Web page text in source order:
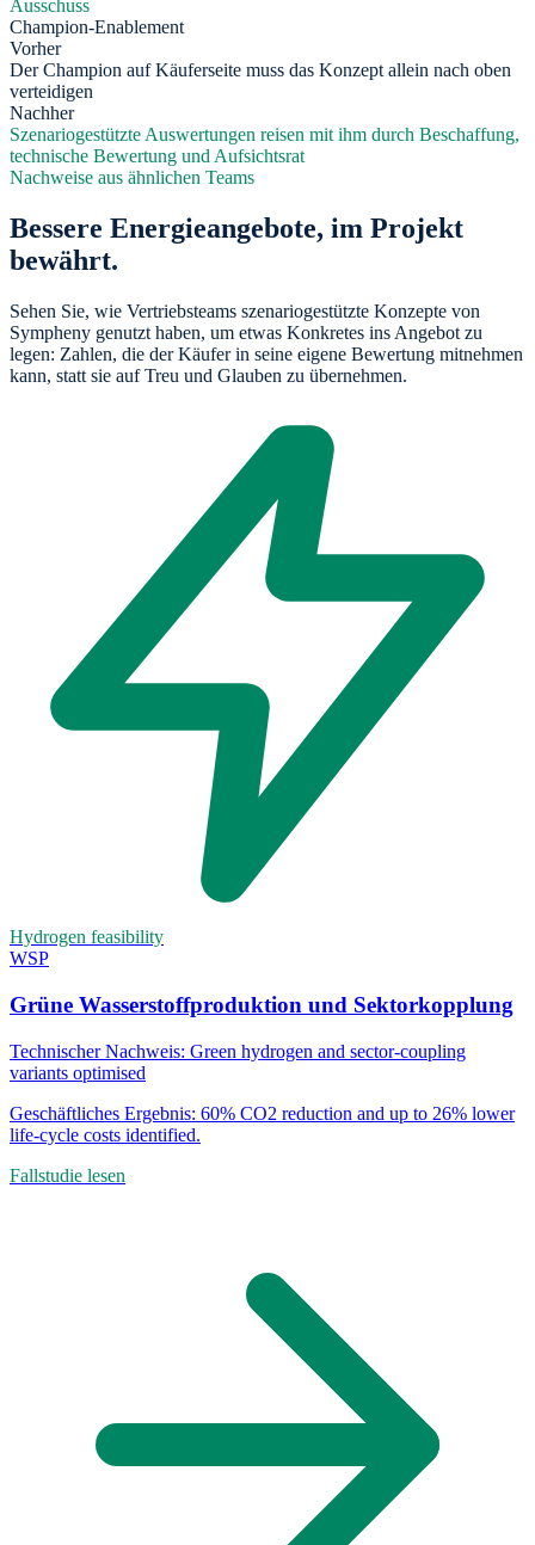
Ausschuss
Champion-Enablement
Vorher
Der Champion auf Käuferseite muss das Konzept allein nach oben
verteidigen
Nachher
Szenariogestützte Auswertungen reisen mit ihm durch Beschaffung,
technische Bewertung und Aufsichtsrat
Nachweise aus ähnlichen Teams
Bessere Energieangebote, im Projekt
bewährt.
Sehen Sie, wie Vertriebsteams szenariogestützte Konzepte von
Sympheny genutzt haben, um etwas Konkretes ins Angebot zu
legen: Zahlen, die der Käufer in seine eigene Bewertung mitnehmen
kann, statt sie auf Treu und Glauben zu übernehmen.
Hydrogen feasibility
WSP
Grüne Wasserstoffproduktion und Sektorkopplung
Technischer Nachweis: Green hydrogen and sector-coupling
variants optimised
Geschäftliches Ergebnis: 60% CO2 reduction and up to 26% lower
life-cycle costs identified.
Fallstudie lesen